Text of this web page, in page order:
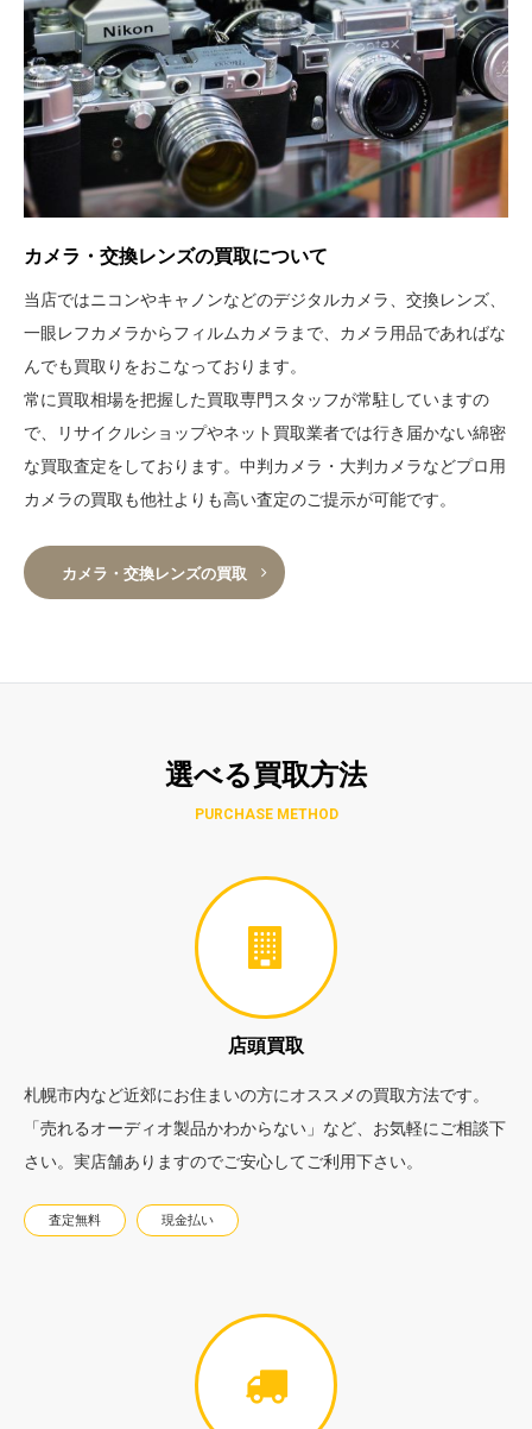
カメラ・交換レンズの買取について
当店ではニコンやキャノンなどのデジタルカメラ、交換レンズ、
一眼レフカメラからフィルムカメラまで、カメラ用品であればな
んでも買取りをおこなっております。
常に買取相場を把握した買取専門スタッフが常駐していますの
で、リサイクルショップやネット買取業者では行き届かない綿密
な買取査定をしております。中判カメラ・大判カメラなどプロ用
カメラの買取も他社よりも高い査定のご提示が可能です。
カメラ・交換レンズの買取
選べる買取方法
PURCHASE METHOD
店頭買取
札幌市内など近郊にお住まいの方にオススメの買取方法です。
「売れるオーディオ製品かわからない」など、お気軽にご相談下
さい。実店舗ありますのでご安心してご利用下さい。
査定無料 現金払い